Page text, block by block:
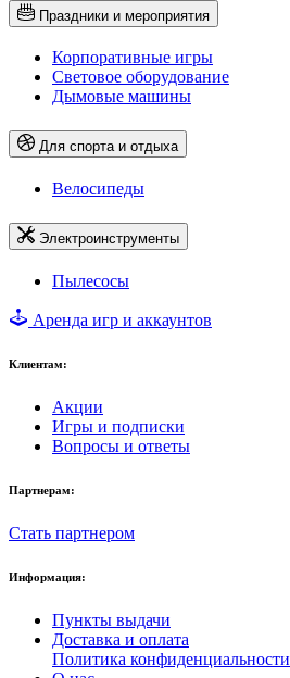
Праздники и мероприятия
Корпоративные игры
Световое оборудование
Дымовые машины
Для спорта и отдыха
Велосипеды
Электроинструменты
Пылесосы
Аренда игр и аккаунтов
Клиентам:
Акции
Игры и подписки
Вопросы и ответы
Партнерам:
Стать партнером
Информация:
Пункты выдачи
Доставка и оплата
Политика конфиденциальности